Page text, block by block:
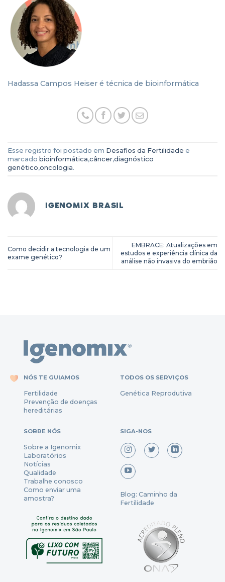
Hadassa Campos Heiser é técnica de bioinformática
Esse registro foi postado em Desafios da Fertilidade e
marcado bioinformática,câncer,diagnóstico
genético,oncologia.
IGENOMIX BRASIL
Como decidir a tecnologia de um
exame genético?
EMBRACE: Atualizações em
estudos e experiência clínica da
análise não invasiva do embrião
NÓS TE GUIAMOS
Fertilidade
Prevenção dedoenças
hereditárias
TODOS OS SERVIÇOS
Genética Reprodutiva
SOBRE NÓS
Sobre a Igenomix
Laboratórios
Notícias
Qualidade
Trabalhe conosco
Como enviar uma
amostra?
SIGA-NOS
Blog: Caminho da
Fertilidade